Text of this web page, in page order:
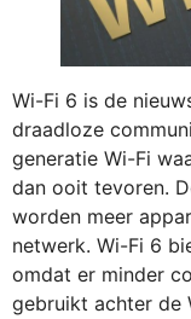
Wi-Fi 6 is de
draadloze
generatie Wi-Fi
dan ooit tevoren.
worden meer
netwerk. Wi-Fi 6
omdat er minder
gebruikt achter de